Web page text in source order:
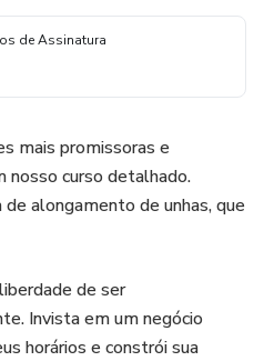
de Assinatura
mais promissoras e
nosso curso detalhado.
alongamento de unhas, que
de ser
Invista em um negócio
horários e constrói sua